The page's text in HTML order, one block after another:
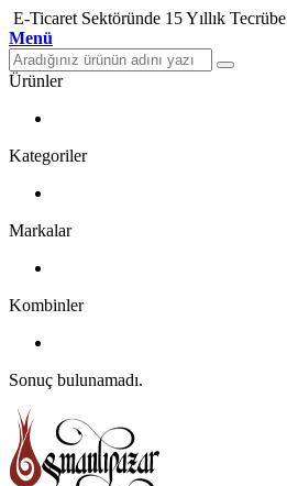
E-Ticaret Sektöründe 15 Yıllık Tecrübe
Menü
Ürünler
Kategoriler
Markalar
Kombinler
Sonuç bulunamadı.